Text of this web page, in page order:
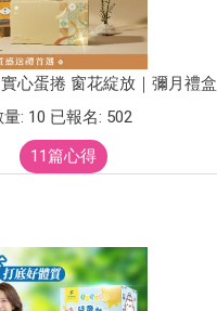
實心蛋捲 窗花綻放｜彌月禮盒
量: 10 已報名: 502
11篇心得